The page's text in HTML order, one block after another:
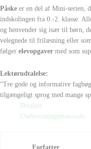
Påske er en del af Mini-serien,
indskolingen fra 0.-2. klasse.
og henvender sig især til børn,
velegnede til frilæsning eller
følger elevopgaver med som
Lektørudtalelse:
“Tre gode og informative
tilgængeligt sprog med mange
Detaljer
Undervisningsmateriale
Forfatter